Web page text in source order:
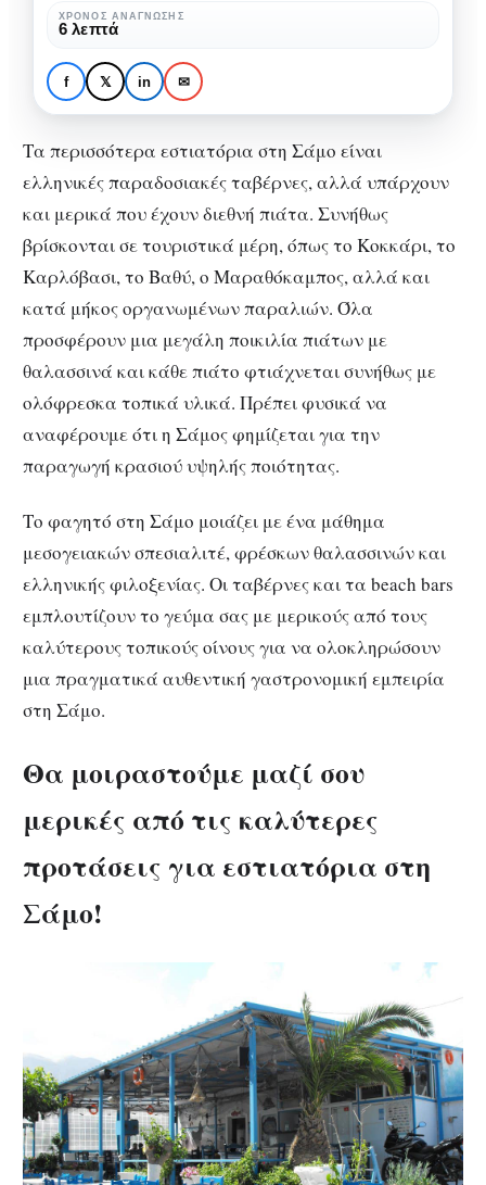
CITY GUIDE
10 Εστιατόρια στη Σάμο
που θα σου χαρίσουν μια
μαγική εμπειρία
που
σου
χαρίσουν
μαγική
εμπειρία
ΧΡΌΝΟΣ ΑΝΆΓΝΩΣΗΣ
6 λεπτά
f 𝕏 in ✉
Τα περισσότερα εστιατόρια στη Σάμο είναι
ελληνικές παραδοσιακές ταβέρνες, αλλά υπάρχουν
και μερικά που έχουν διεθνή πιάτα. Συνήθως
βρίσκονται σε τουριστικά μέρη, όπως το Κοκκάρι, το
Καρλόβασι, το Βαθύ, ο Μαραθόκαμπος, αλλά και
κατά μήκος οργανωμένων παραλιών. Όλα
προσφέρουν μια μεγάλη ποικιλία πιάτων με
θαλασσινά και κάθε πιάτο φτιάχνεται συνήθως με
ολόφρεσκα τοπικά υλικά. Πρέπει φυσικά να
αναφέρουμε ότι η Σάμος φημίζεται για την
παραγωγή κρασιού υψηλής ποιότητας.
Το φαγητό στη Σάμο μοιάζει με ένα μάθημα
μεσογειακών σπεσιαλιτέ, φρέσκων θαλασσινών και
ελληνικής φιλοξενίας. Οι ταβέρνες και τα beach bars
εμπλουτίζουν το γεύμα σας με μερικούς από τους
καλύτερους τοπικούς οίνους για να ολοκληρώσουν
μια πραγματικά αυθεντική γαστρονομική εμπειρία
στη Σάμο.
Θα μοιραστούμε μαζί σου
μερικές από τις καλύτερες
προτάσεις για εστιατόρια στη
Σάμο!